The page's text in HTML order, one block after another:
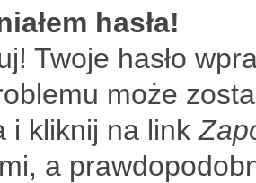
hasła!
Twoje hasło
może
i kliknij na link
a